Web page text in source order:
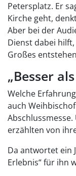
Petersplatz. Er
Kirche geht,
Aber bei der
Dienst dabei
Großes
„Besser
Welche
auch
erzählten von
Da antwortet ein
Erlebnis“ für ihn